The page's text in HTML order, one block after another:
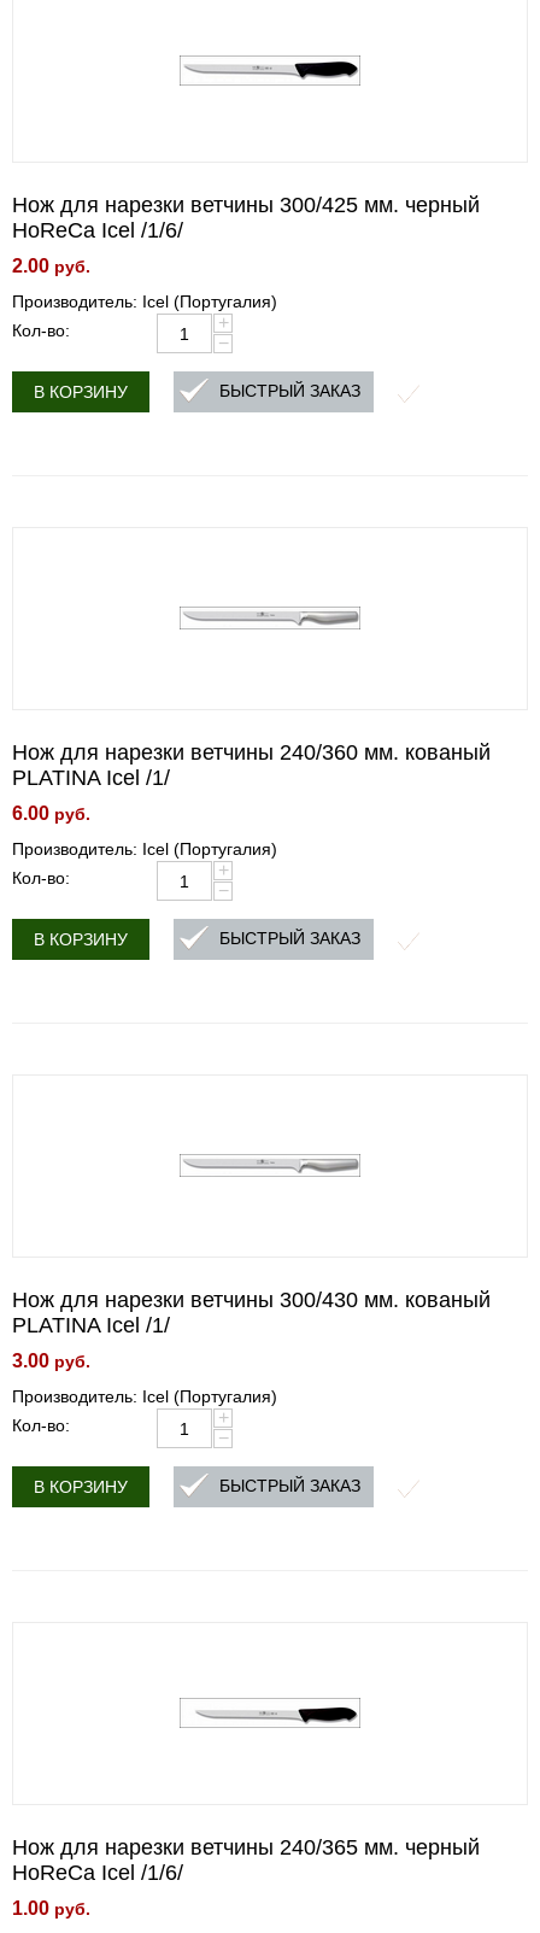
Нож для нарезки ветчины 300/425 мм. черный
HoReCa Icel /1/6/
2.00 руб.
Производитель: Icel (Португалия)
Кол-во:
+
−
В КОРЗИНУ БЫСТРЫЙ ЗАКАЗ
Нож для нарезки ветчины 240/360 мм. кованый
PLATINA Icel /1/
6.00 руб.
Производитель: Icel (Португалия)
Кол-во:
+
−
В КОРЗИНУ БЫСТРЫЙ ЗАКАЗ
Нож для нарезки ветчины 300/430 мм. кованый
PLATINA Icel /1/
3.00 руб.
Производитель: Icel (Португалия)
Кол-во:
+
−
В КОРЗИНУ БЫСТРЫЙ ЗАКАЗ
Нож для нарезки ветчины 240/365 мм. черный
HoReCa Icel /1/6/
1.00 руб.